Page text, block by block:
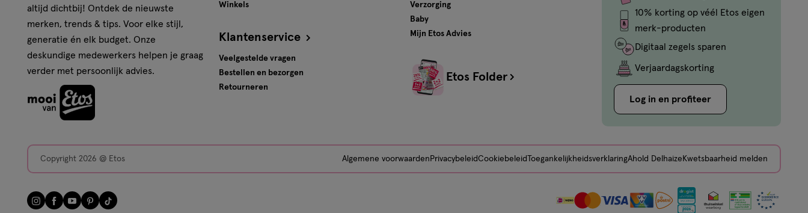
altijd dichtbij! Ontdek de nieuwste
merken, trends & tips. Voor elke stijl,
generatie én elk budget. Onze
deskundige medewerkers helpen je graag
verder met persoonlijk advies.
Winkels
Klantenservice
Veelgestelde vragen
Bestellen en bezorgen
Retourneren
Verzorging
Baby
Mijn Etos Advies
Etos Folder
10% korting op véél Etos eigen
merk-producten
Digitaal zegels sparen
Verjaardagskorting
Log in en profiteer
Copyright 2026 @ Etos Algemene voorwaarden PrivacybeleidCookiebeleid ToegankelijkheidsverklaringAhold Delhaize Kwetsbaarheid melden